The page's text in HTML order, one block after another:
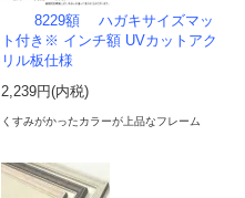
8229額 ハガキサイズマッ
ト付き※ インチ額 UVカットアク
リル板仕様
2,239円(内税)
くすみがかったカラーが上品なフレーム